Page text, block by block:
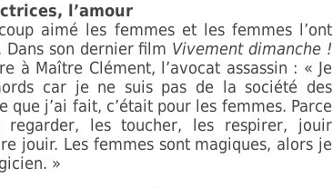
l’amour
aimé les femmes et les femmes l’ont
Dans son dernier film Vivement dimanche !
à Maître Clément, l’avocat assassin : « Je
car je ne suis pas de la société des
que j’ai fait, c’était pour les femmes. Parce
regarder, les toucher, les respirer, jouir
jouir. Les femmes sont magiques, alors je
»